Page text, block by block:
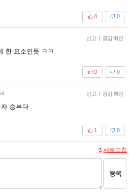
0
0
신고 | 공감 확인
한 요소인듯 ㅋㅋ
0
0
신고 | 공감 확인
승부다
0
1
새로고침
등록